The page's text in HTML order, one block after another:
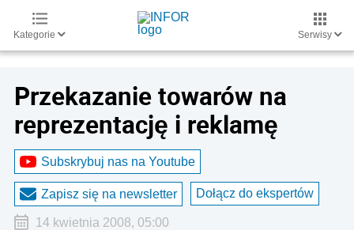
Kategorie Serwisy
Przekazanie towarów na
reprezentację i reklamę
Subskrybuj nas na Youtube
Zapisz się na newsletter Dołącz do ekspertów
14 kwietnia 2008, 05:00